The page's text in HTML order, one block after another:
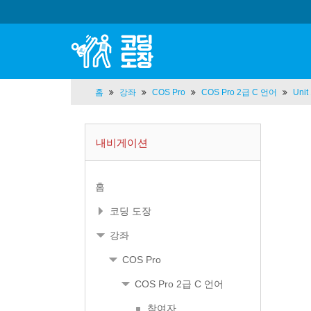
홈 강좌 COS Pro COS Pro 2급 C 언어 Unit
내비게이션
홈
코딩 도장
강좌
COS Pro
COS Pro 2급 C 언어
참여자